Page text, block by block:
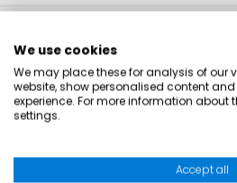
KONTAKT
We use cookies
We may place these for analysis of our
website, show personalised content
experience. For more information about
settings.
Accept all